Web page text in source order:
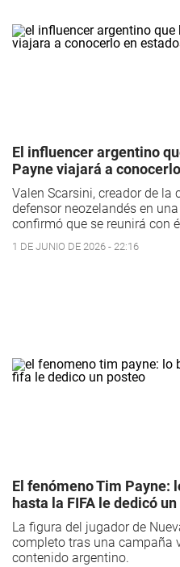
El influencer argentino
Payne viajará a
Valen Scarsini, creador de la
defensor neozelandés en
confirmó que se reunirá con
1 DE JUNIO DE 2026 - 22:16
El fenómeno Tim Payne:
hasta la FIFA le dedicó
La figura del jugador de
completo tras una campaña
contenido argentino.